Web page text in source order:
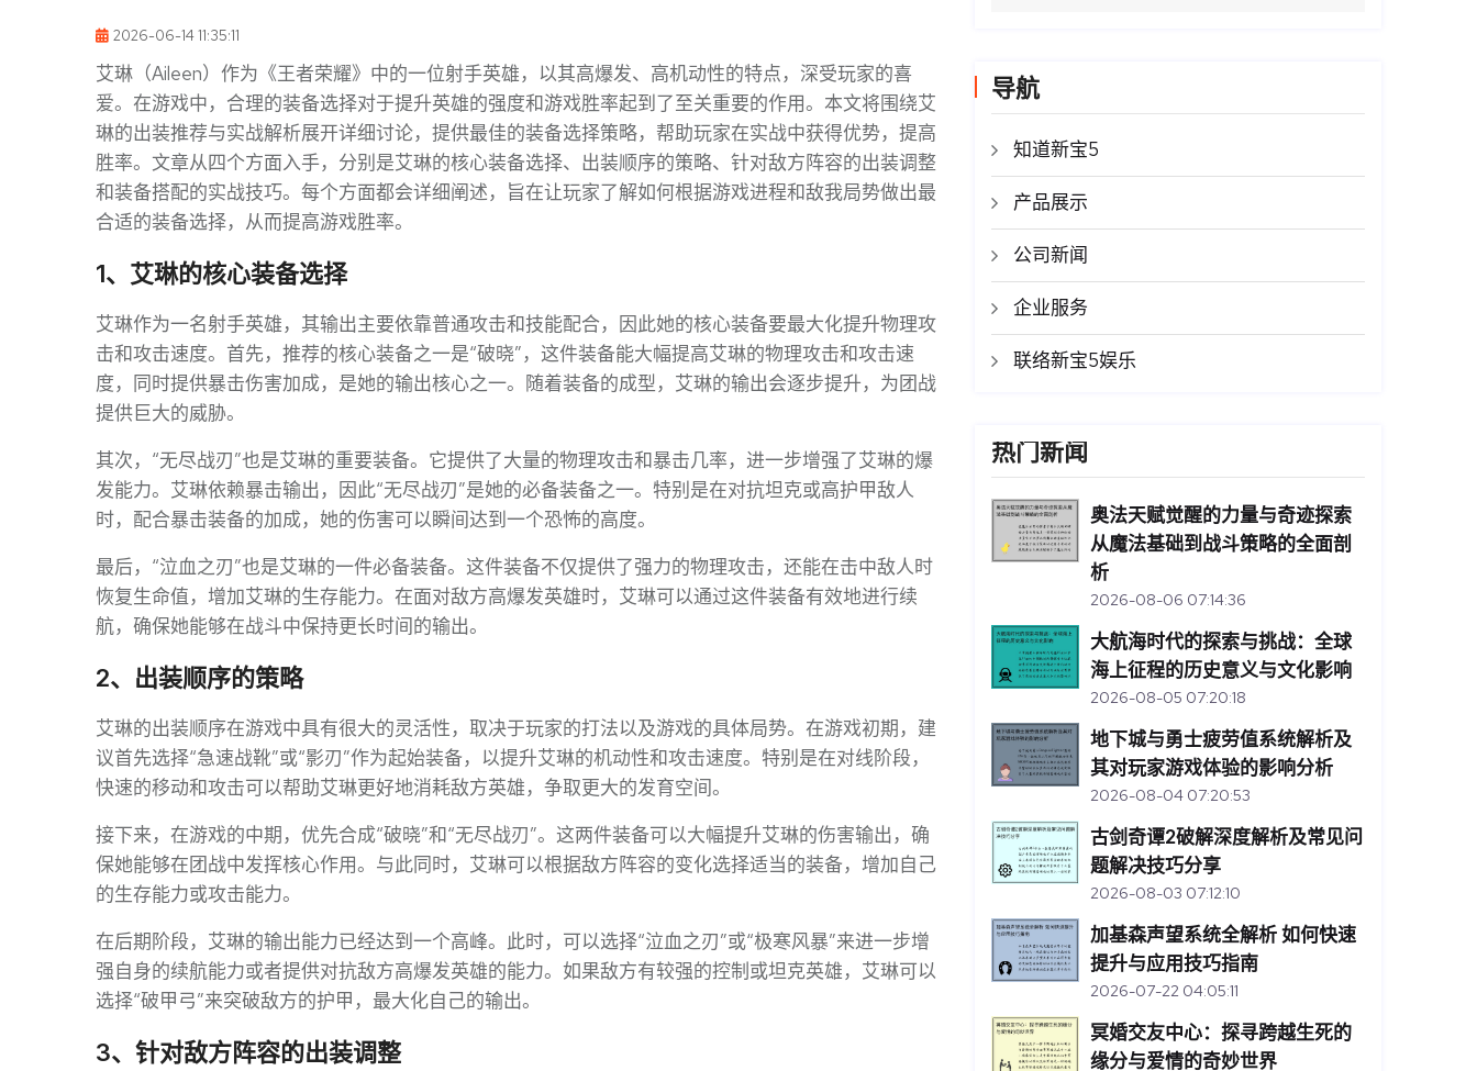
2026-06-14 11:35:11
艾琳（Aileen）作为《王者荣耀》中的一位射手英雄，以其高爆发、高机动性的特点，深受玩家的喜
爱。在游戏中，合理的装备选择对于提升英雄的强度和游戏胜率起到了至关重要的作用。本文将围绕艾
琳的出装推荐与实战解析展开详细讨论，提供最佳的装备选择策略，帮助玩家在实战中获得优势，提高
胜率。文章从四个方面入手，分别是艾琳的核心装备选择、出装顺序的策略、针对敌方阵容的出装调整
和装备搭配的实战技巧。每个方面都会详细阐述，旨在让玩家了解如何根据游戏进程和敌我局势做出最
合适的装备选择，从而提高游戏胜率。
1、艾琳的核心装备选择
艾琳作为一名射手英雄，其输出主要依靠普通攻击和技能配合，因此她的核心装备要最大化提升物理攻
击和攻击速度。首先，推荐的核心装备之一是“破晓”，这件装备能大幅提高艾琳的物理攻击和攻击速
度，同时提供暴击伤害加成，是她的输出核心之一。随着装备的成型，艾琳的输出会逐步提升，为团战
提供巨大的威胁。
其次，“无尽战刃”也是艾琳的重要装备。它提供了大量的物理攻击和暴击几率，进一步增强了艾琳的爆
发能力。艾琳依赖暴击输出，因此“无尽战刃”是她的必备装备之一。特别是在对抗坦克或高护甲敌人
时，配合暴击装备的加成，她的伤害可以瞬间达到一个恐怖的高度。
最后，“泣血之刃”也是艾琳的一件必备装备。这件装备不仅提供了强力的物理攻击，还能在击中敌人时
恢复生命值，增加艾琳的生存能力。在面对敌方高爆发英雄时，艾琳可以通过这件装备有效地进行续
航，确保她能够在战斗中保持更长时间的输出。
2、出装顺序的策略
艾琳的出装顺序在游戏中具有很大的灵活性，取决于玩家的打法以及游戏的具体局势。在游戏初期，建
议首先选择“急速战靴”或“影刃”作为起始装备，以提升艾琳的机动性和攻击速度。特别是在对线阶段，
快速的移动和攻击可以帮助艾琳更好地消耗敌方英雄，争取更大的发育空间。
接下来，在游戏的中期，优先合成“破晓”和“无尽战刃”。这两件装备可以大幅提升艾琳的伤害输出，确
保她能够在团战中发挥核心作用。与此同时，艾琳可以根据敌方阵容的变化选择适当的装备，增加自己
的生存能力或攻击能力。
在后期阶段，艾琳的输出能力已经达到一个高峰。此时，可以选择“泣血之刃”或“极寒风暴”来进一步增
强自身的续航能力或者提供对抗敌方高爆发英雄的能力。如果敌方有较强的控制或坦克英雄，艾琳可以
选择“破甲弓”来突破敌方的护甲，最大化自己的输出。
3、针对敌方阵容的出装调整
导航
知道新宝5
产品展示
公司新闻
企业服务
联络新宝5娱乐
热门新闻
奥法天赋觉醒的力量与奇迹探索
从魔法基础到战斗策略的全面剖
析
2026-08-06 07:14:36
大航海时代的探索与挑战：全球
海上征程的历史意义与文化影响
2026-08-05 07:20:18
地下城与勇士疲劳值系统解析及
其对玩家游戏体验的影响分析
2026-08-04 07:20:53
古剑奇谭2破解深度解析及常见问
题解决技巧分享
2026-08-03 07:12:10
加基森声望系统全解析 如何快速
提升与应用技巧指南
2026-07-22 04:05:11
冥婚交友中心：探寻跨越生死的
缘分与爱情的奇妙世界